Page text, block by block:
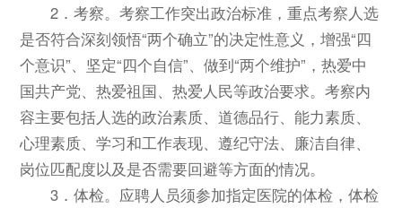
2．考察。考察工作突出政治标准，重点考察人选
是否符合深刻领悟“两个确立”的决定性意义，增强“四
个意识”、坚定“四个自信”、做到“两个维护”，热爱中
国共产党、热爱祖国、热爱人民等政治要求。考察内
容主要包括人选的政治素质、道德品行、能力素质、
心理素质、学习和工作表现、遵纪守法、廉洁自律、
岗位匹配度以及是否需要回避等方面的情况。
3．体检。应聘人员须参加指定医院的体检，体检